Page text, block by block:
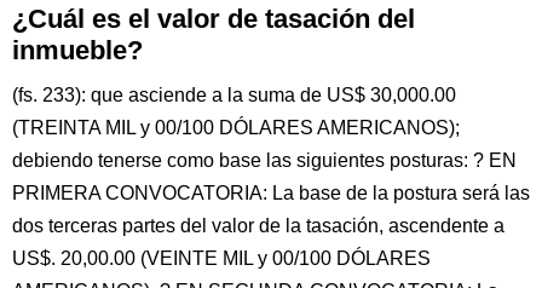
¿Cuál es el valor de tasación del
inmueble?
(fs. 233): que asciende a la suma de US$ 30,000.00
(TREINTA MIL y 00/100 DÓLARES AMERICANOS);
debiendo tenerse como base las siguientes posturas: ? EN
PRIMERA CONVOCATORIA: La base de la postura será las
dos terceras partes del valor de la tasación, ascendente a
US$. 20,00.00 (VEINTE MIL y 00/100 DÓLARES